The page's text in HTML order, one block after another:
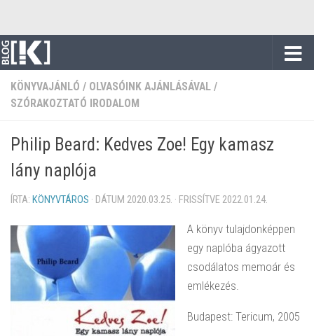
KÖNYVAJÁNLÓ / OLVASÓINK AJÁNLÁSÁVAL /
SZÓRAKOZTATÓ IRODALOM
Philip Beard: Kedves Zoe! Egy kamasz
lány naplója
ÍRTA: KÖNYVTÁROS · DÁTUM 2020.03.25. · FRISSÍTVE 2022.01.24.
A könyv tulajdonképpen
egy naplóba ágyazott
csodálatos memoár és
emlékezés.
Budapest: Tericum, 2005